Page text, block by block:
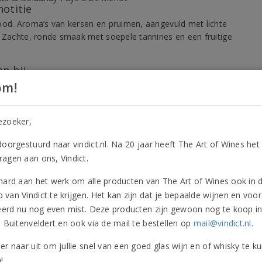
Aroma’s van kersen en pruimen, aangevuld met lichte
Zachte, ronde smaak met soepele tannines en een fruitige
bij
allemansvriend: heerlijk bij
Onderscheidingen Beoordelingen
Wijn
naar vindict.nl. Na 20 jaar heeft The Art of Wines
aan ons, Vindict.
aan het werk om alle producten van The Art of Wines ook in
van Vindict te krijgen. Het kan zijn dat je bepaalde wijnen en
nu nog even mist. Deze producten zijn gewoon nog te koop
Buitenveldert en ook via de mail te bestellen op mail@vindict.nl.
naar uit om jullie snel van een goed glas wijn en of whisky te